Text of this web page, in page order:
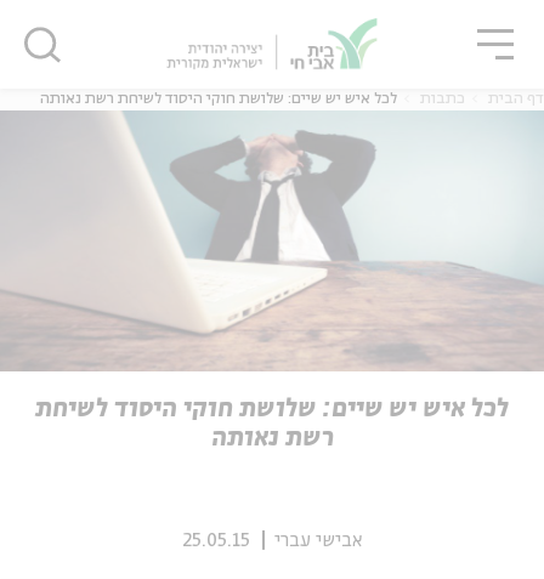
אנגלית
דף הבית כתבות לכל איש יש שיים: שלושת חוקי היסוד לשיחת רשת נאותה
לכל איש יש שיים: שלושת חוקי היסוד לשיחת
רשת נאותה
אבישי עברי 25.05.15
סגור